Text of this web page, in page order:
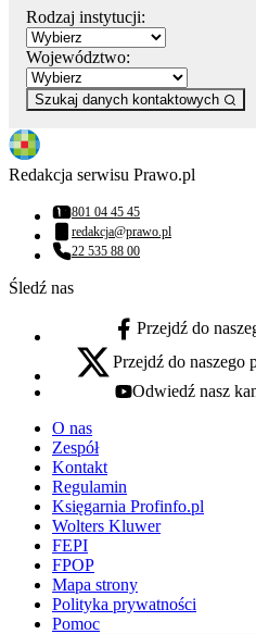
Rodzaj instytucji:
Województwo:
Szukaj danych kontaktowych
Redakcja serwisu Prawo.pl
Numer telefonu:
801 04 45 45
Adres email:
redakcja@prawo.pl
Numer telefonu:
22 535 88 00
Śledź nas
facebook - otwiera się w
Przejdź do
x - otwiera się w nowej karcie
Przejdź do
youtube - otwiera się w
Odwiedź nasz
O nas
Zespół
Kontakt
Regulamin
Księgarnia Profinfo.pl
Wolters Kluwer
FEPI
FPOP
Mapa strony
Polityka prywatności
Pomoc